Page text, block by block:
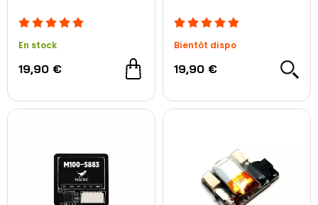
En stock
19,90 €
Bientôt dispo
19,90 €